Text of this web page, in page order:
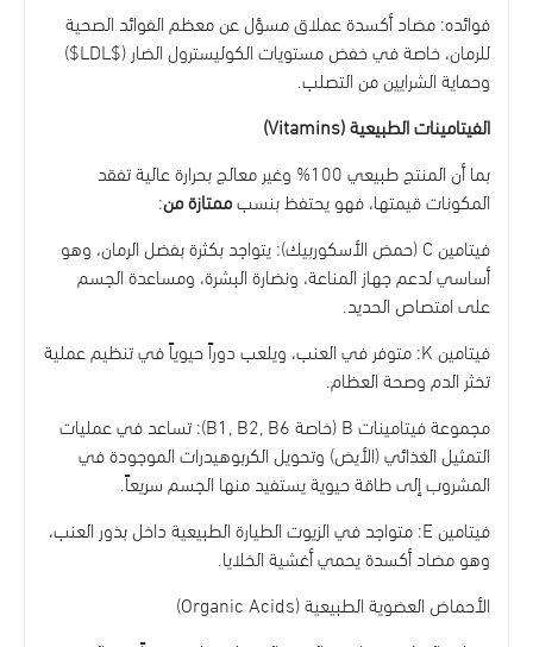
فوائده: مضاد أكسدة عملاق مسؤل عن معظم الفوائد الصحية
للرمان، خاصة في خفض مستويات الكوليسترول الضار ($LDL$)
وحماية الشرايين من التصلب.
الفيتامينات الطبيعية (Vitamins)
بما أن المنتج طبيعي 100% وغير معالج بحرارة عالية تفقد
المكونات قيمتها، فهو يحتفظ بنسبممتازة من:
فيتامين C (حمض الأسكوربيك): يتواجد بكثرة بفضل الرمان، وهو
أساسي لدعم جهاز المناعة، ونضارة البشرة، ومساعدة الجسم
على امتصاص الحديد.
فيتامين K: متوفر في العنب، ويلعب دوراً حيوياً في تنظيم عملية
تخثر الدم وصحة العظام.
مجموعة فيتامينات B (خاصة B1, B2, B6): تساعد في عمليات
التمثيل الغذائي (الأيض) وتحويل الكربوهيدرات الموجودة في
المشروب إلى طاقة حيوية يستفيد منها الجسم سريعاً.
فيتامين E: متواجد في الزيوت الطيارة الطبيعية داخل بذور العنب،
وهو مضاد أكسدة يحمي أغشية الخلايا.
الأحماض العضوية الطبيعية (Organic Acids)